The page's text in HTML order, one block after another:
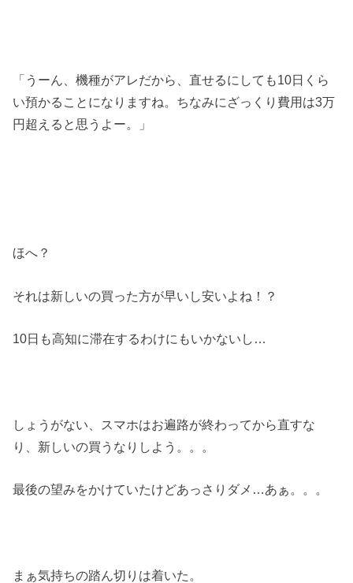
「うーん、機種がアレだから、直せるにしても10日くら
い預かることになりますね。ちなみにざっくり費用は3万
円超えると思うよー。」
ほへ？
それは新しいの買った方が早いし安いよね！？
10日も高知に滞在するわけにもいかないし…
しょうがない、スマホはお遍路が終わってから直すな
り、新しいの買うなりしよう。。。
最後の望みをかけていたけどあっさりダメ…あぁ。。。
まぁ気持ちの踏ん切りは着いた。